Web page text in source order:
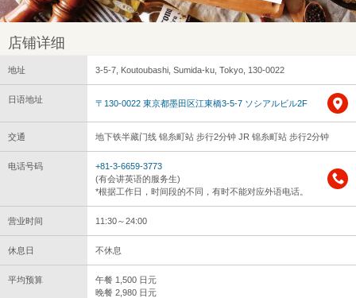
店铺详细
地址 3-5-7, Koutoubashi, Sumida-ku, Tokyo, 130-0022
日语地址 〒130-0022 東京都墨田区江東橋3-5-7 ソシアルビル2F
交通 地下铁半藏门线 锦糸町站 步行2分钟 JR 锦糸町站 步行2分钟
电话号码
+81-3-6659-3773
(有会讲英语的服务生)
*根据工作日，时间段的不同，有时不能对应外语电话。
营业时间 11:30～24:00
休息日 不休息
平均预算
午餐 1,500 日元
晚餐 2,980 日元